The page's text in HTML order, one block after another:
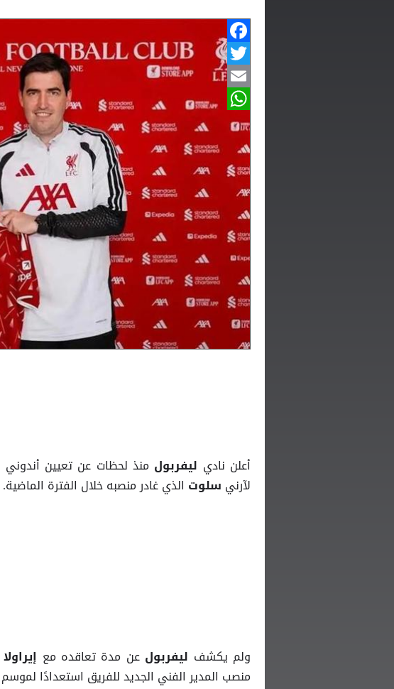
Facebook
Twitter
Email
WhatsApp
أعلن نادي ليفربول منذ لحظات عن تعيين أندوني
لآرني سلوت الذي غادر منصبه خلال الفترة الماضية.
ولم يكشف ليفربولعن مدة تعاقده مع إيراولا
منصب المدير الفني الجديد للفريق استعدادًا لموسم 2026-2027.